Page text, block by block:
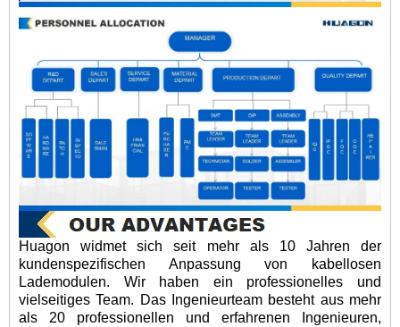
Huagon widmet sich seit mehr als 10 Jahren der
kundenspezifischen Anpassung von kabellosen
Lademodulen. Wir haben ein professionelles und
vielseitiges Team. Das Ingenieurteam besteht aus mehr
als 20 professionellen und erfahrenen Ingenieuren,